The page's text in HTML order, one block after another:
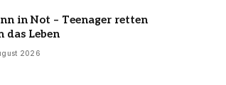
in Not – Teenager retten
das Leben
2026